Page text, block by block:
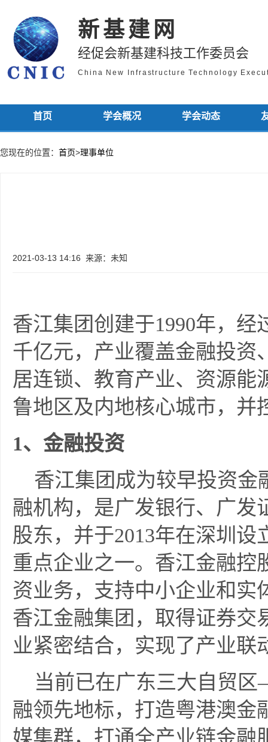
新基建网
经促会新基建科技工作委员会
China New Infrastructure Technology
首页 学会概况 学会动态
您现在的位置： 首页>理事单位
2021-03-13 14:16 来源：未知
香江集团创建于1990年，
千亿元，产业覆盖金融投资
居连锁、教育产业、资源能
鲁地区及内地核心城市，
1、金融投资
香江集团成为较早投资金
融机构，是广发银行、广发
股东，并于2013年在深圳
重点企业之一。香江金融控
资业务，支持中小企业和实
香江金融集团，取得证券交
业紧密结合，实现了产业联
当前已在广东三大自贸区
融领先地标，打造粤港澳金
媒集群，打通全产业链金融